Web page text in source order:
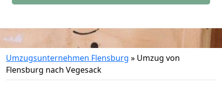
Umzugsunternehmen Flensburg » Umzug von
Flensburg nach Vegesack